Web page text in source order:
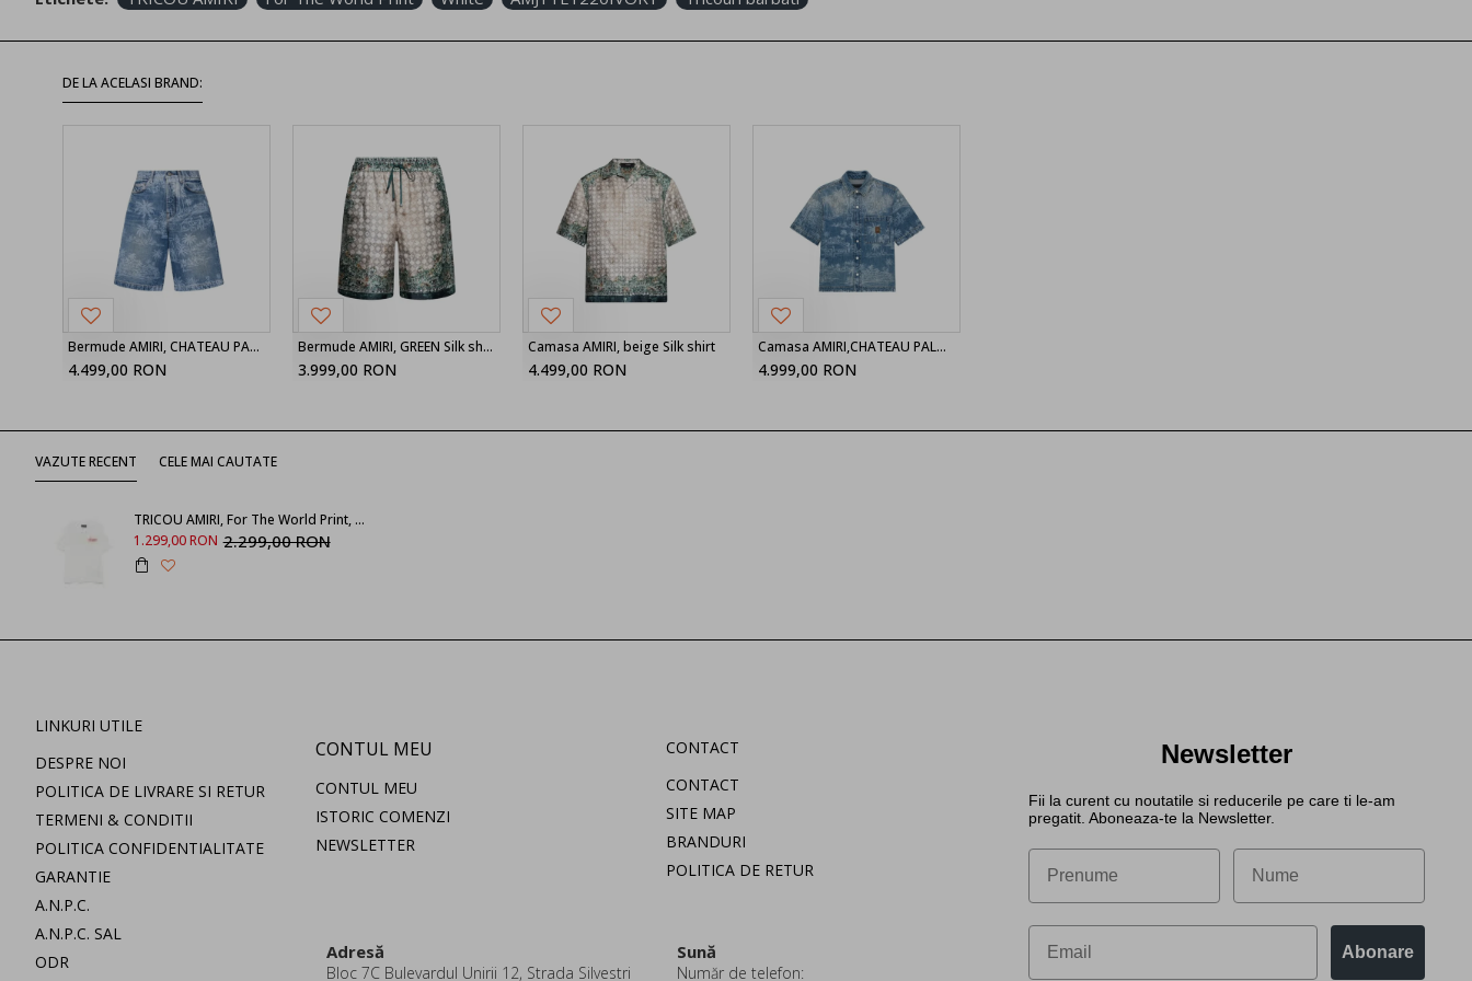
DE LA ACELASI BRAND:
Bermude AMIRI, CHATEAU PALMS DENIM SHORT
4.499,00 RON
Bermude AMIRI, GREEN Silk shorts
3.999,00 RON
Camasa AMIRI, beige Silk shirt
4.499,00 RON
Camasa AMIRI,CHATEAU PALMS DENIM SHIRT
4.999,00 RON
VAZUTE RECENT CELE MAI CAUTATE
TRICOU AMIRI, For The World Print, White
1.299,00 RON 2.299,00 RON
LINKURI UTILE
DESPRE NOI
POLITICA DE LIVRARE SI RETUR
TERMENI & CONDITII
POLITICA CONFIDENTIALITATE
GARANTIE
A.N.P.C.
A.N.P.C. SAL
ODR
CONTUL MEU
CONTUL MEU
ISTORIC COMENZI
NEWSLETTER
CONTACT
CONTACT
SITE MAP
BRANDURI
POLITICA DE RETUR
Adresă
Bloc 7C Bulevardul Unirii 12, Strada Silvestri
Sună
Număr de telefon:
Newsletter
Fii la curent cu noutatile si reducerile pe care ti le-am
pregatit. Aboneaza-te la Newsletter.
Abonare